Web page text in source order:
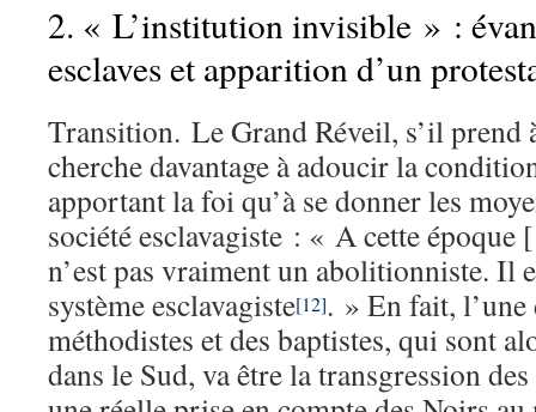
2. « L’institution invisible » :
esclaves et apparition d’un
Transition. Le Grand Réveil, s’il prend
cherche davantage à adoucir la
apportant la foi qu’à se donner les
société esclavagiste : « A cette époque
n’est pas vraiment un abolitionniste. Il
système esclavagiste[12]. » En fait,
méthodistes et des baptistes, qui sont
dans le Sud, va être la transgression